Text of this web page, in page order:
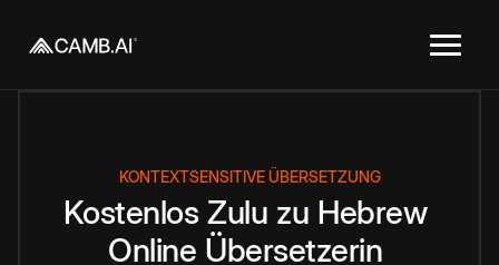
KONTEXTSENSITIVE ÜBERSETZUNG
Kostenlos Zulu zu Hebrew
Online Übersetzerin